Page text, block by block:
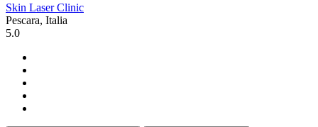
Skin Laser Clinic
Pescara, Italia
5.0